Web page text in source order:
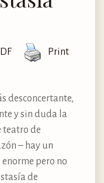
Print
desconcertante,
y sin duda la
teatro de
– hay un
pero no
de